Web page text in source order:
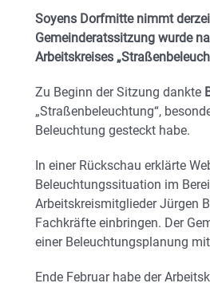
Soyens Dorfmitte nimmt
Gemeinderatssitzung wurde
Arbeitskreises
Zu Beginn der Sitzung dankte
„Straßenbeleuchtung“,
Beleuchtung gesteckt habe.
In einer Rückschau erklärte
Beleuchtungssituation im
Arbeitskreismitglieder Jürgen
Fachkräfte einbringen. Der
einer Beleuchtungsplanung
Ende Februar habe der